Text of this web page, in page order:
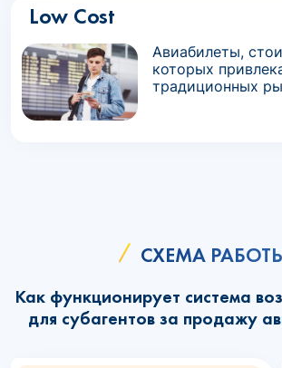
Low Cost
Авиабилеты,
которых
традиционных
СХЕМА
Как функционирует система
для субагентов за продажу